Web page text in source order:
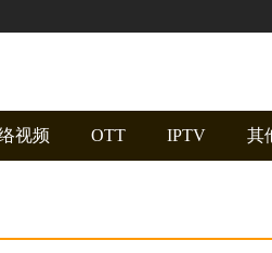
视频 OTT IPTV 其